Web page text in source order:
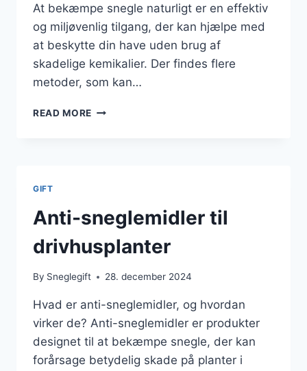
At bekæmpe snegle naturligt er en effektiv
og miljøvenlig tilgang, der kan hjælpe med
at beskytte din have uden brug af
skadelige kemikalier. Der findes flere
metoder, som kan…
READ MORE BEKÆMPELSE
GIFT
Anti-sneglemidler til
drivhusplanter
By Sneglegift 28. december 2024
Hvad er anti-sneglemidler, og hvordan
virker de? Anti-sneglemidler er produkter
designet til at bekæmpe snegle, der kan
forårsage betydelig skade på planter i